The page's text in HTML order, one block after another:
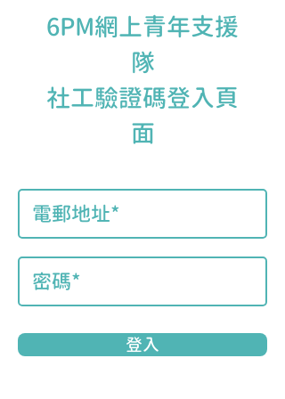
6PM網上青年支援
隊
社工驗證碼登入頁
面
登入